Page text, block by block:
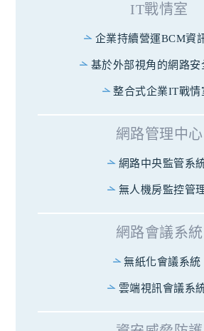
IT戰情室
企業持續營運BCM資
基於外部視角的網路安
整合式企業IT戰情
網路管理中心
網路中央監管系
無人機房監控管
網路會議系統
無紙化會議系統
雲端視訊會議系